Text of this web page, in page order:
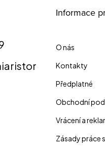
Informace
O nás
Kontakty
Předplatné
Obchodní
Vrácení a
Zásady práce